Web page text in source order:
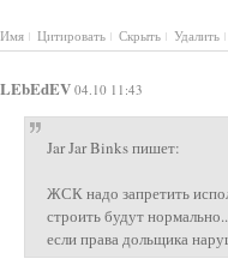
Имя Цитировать Скрыть Удалить
LEbEdEV 04.10 11:43
Jar Jar Binks пишет:
ЖСК надо запретить
строить будут
если права дольщика